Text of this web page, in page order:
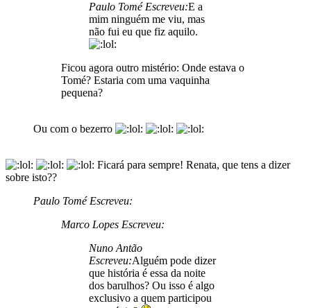
Paulo Tomé Escreveu:E a
mim ninguém me viu, mas
não fui eu que fiz aquilo.
Ficou agora outro mistério: Onde estava o
Tomé? Estaria com uma vaquinha
pequena?
Ou com o bezerro
Ficará para sempre! Renata, que tens a dizer
sobre isto??
Paulo Tomé Escreveu:
Marco Lopes Escreveu:
Nuno Antão
Escreveu:Alguém pode dizer
que história é essa da noite
dos barulhos? Ou isso é algo
exclusivo a quem participou